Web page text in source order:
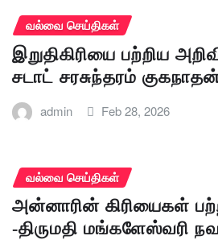
வல்வை செய்திகள்
இறுதிகிரியை பற்றிய
சடாட் சரசுந்தரம்
admin Feb 28, 2026
வல்வை செய்திகள்
அன்னாரின் கிரியைகள்
-திருமதி மங்களேஸ்வரி